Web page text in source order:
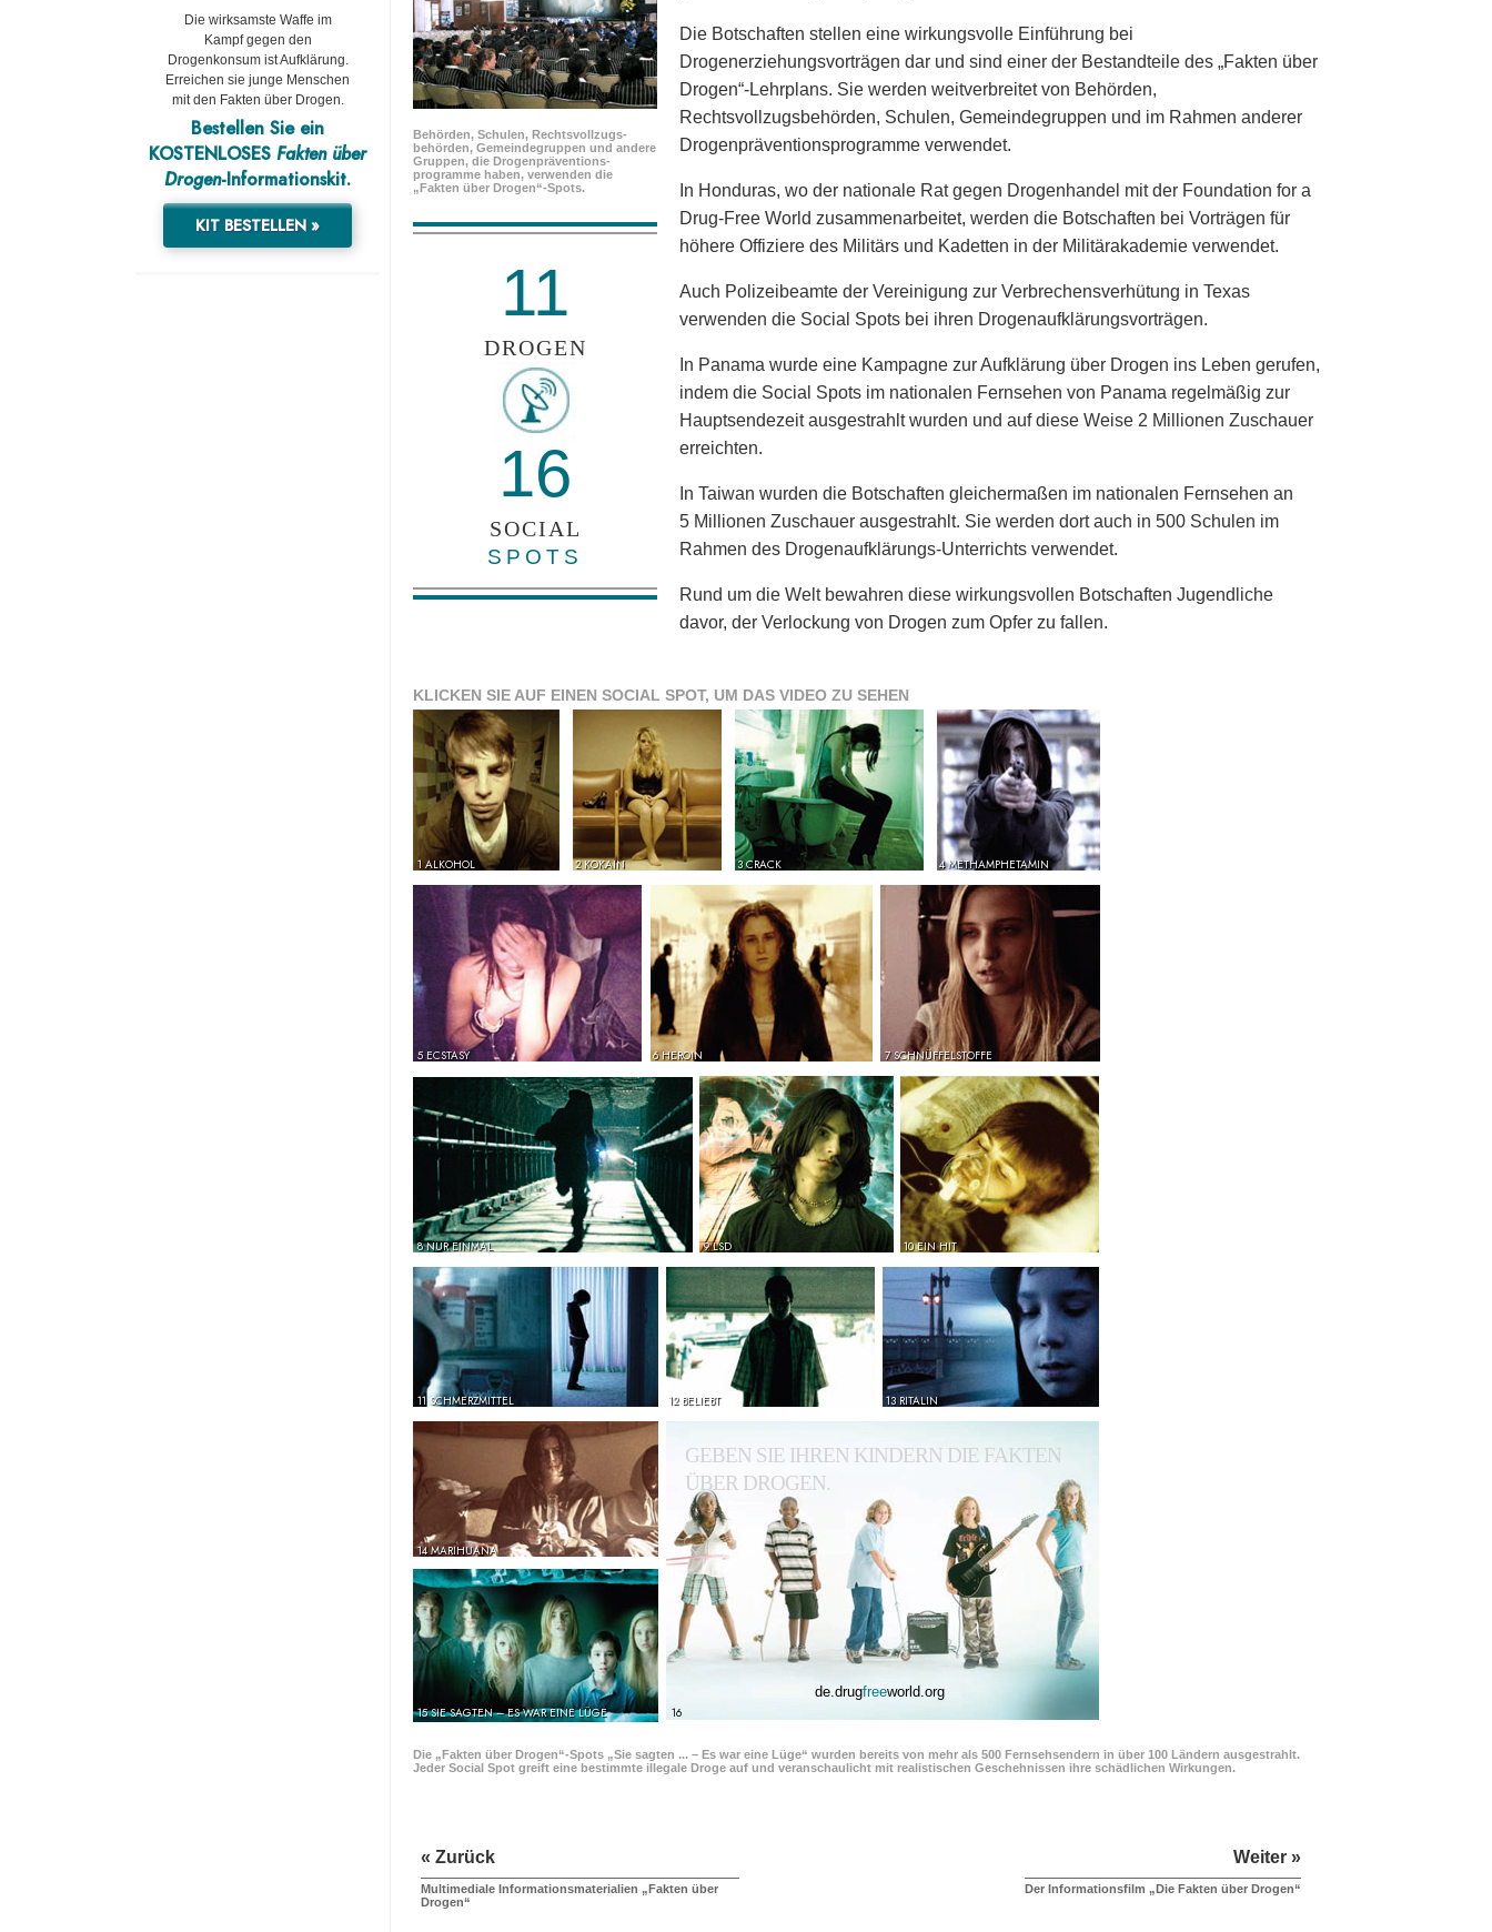
Behörden, Schulen, Rechtsvollzugs­
behörden, Gemeindegruppen und andere
Gruppen, die Drogenpräventions­
programme haben, verwenden die
„Fakten über Drogen“-Spots.
11
DROGEN
16
SOCIAL
SPOTS
Die Botschaften stellen eine wirkungsvolle Einführung bei
Drogenerziehungsvorträgen dar und sind einer der Bestandteile des „Fakten über
Drogen“-Lehrplans. Sie werden weitverbreitet von Behörden,
Rechtsvollzugsbehörden, Schulen, Gemeindegruppen und im Rahmen anderer
Drogenpräventionsprogramme verwendet.
In Honduras, wo der nationale Rat gegen Drogenhandel mit der Foundation for a
Drug-Free World zusammenarbeitet, werden die Botschaften bei Vorträgen für
höhere Offiziere des Militärs und Kadetten in der Militärakademie verwendet.
Auch Polizeibeamte der Vereinigung zur Verbrechensverhütung in Texas
verwenden die Social Spots bei ihren Drogenaufklärungsvorträgen.
In Panama wurde eine Kampagne zur Aufklärung über Drogen ins Leben gerufen,
indem die Social Spots im nationalen Fernsehen von Panama regelmäßig zur
Hauptsendezeit ausgestrahlt wurden und auf diese Weise 2 Millionen Zuschauer
erreichten.
In Taiwan wurden die Botschaften gleichermaßen im nationalen Fernsehen an
5 Millionen Zuschauer ausgestrahlt. Sie werden dort auch in 500 Schulen im
Rahmen des Drogenaufklärungs-Unterrichts verwendet.
Rund um die Welt bewahren diese wirkungsvollen Botschaften Jugendliche
davor, der Verlockung von Drogen zum Opfer zu fallen.
KLICKEN SIE AUF EINEN SOCIAL SPOT, UM DAS VIDEO ZU SEHEN
1 ALKOHOL 2 KOKAIN 3 CRACK 4 METHAMPHETAMIN
5 ECSTASY 6 HEROIN 7 SCHNÜFFELSTOFFE
8 NUR EINMAL 9 LSD 10 EIN HIT
11 SCHMERZMITTEL 12 BELIEBT 13 RITALIN
14 MARIHUANA
15 SIE SAGTEN – ES WAR EINE LÜGE 16
GEBEN SIE IHREN KINDERN DIE FAKTEN
ÜBER DROGEN.
de.drugfreeworld.org
Die „Fakten über Drogen“-Spots „Sie sagten ... – Es war eine Lüge“ wurden bereits von mehr als 500 Fernsehsendern in über 100 Ländern ausgestrahlt.
Jeder Social Spot greift eine bestimmte illegale Droge auf und veranschaulicht mit realistischen Geschehnissen ihre schädlichen Wirkungen.
« Zurück
Multimediale Informationsmaterialien „Fakten über
Drogen“
Weiter »
Der Informationsfilm „Die Fakten über Drogen“
Die wirksamste Waffe im
Kampf gegen den
Drogenkonsum ist Aufklärung.
Erreichen sie junge Menschen
mit den Fakten über Drogen.
Bestellen Sie ein
KOSTENLOSES Fakten über
Drogen-Informationskit.
KIT BESTELLEN »